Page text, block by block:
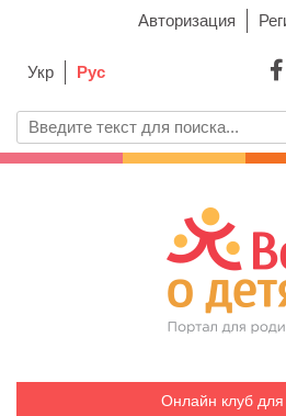
Авторизация
Укр Рус
Онлайн клуб для